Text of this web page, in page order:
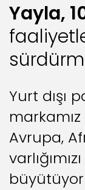
Yayla,
Yurt dışı
Avrupa,